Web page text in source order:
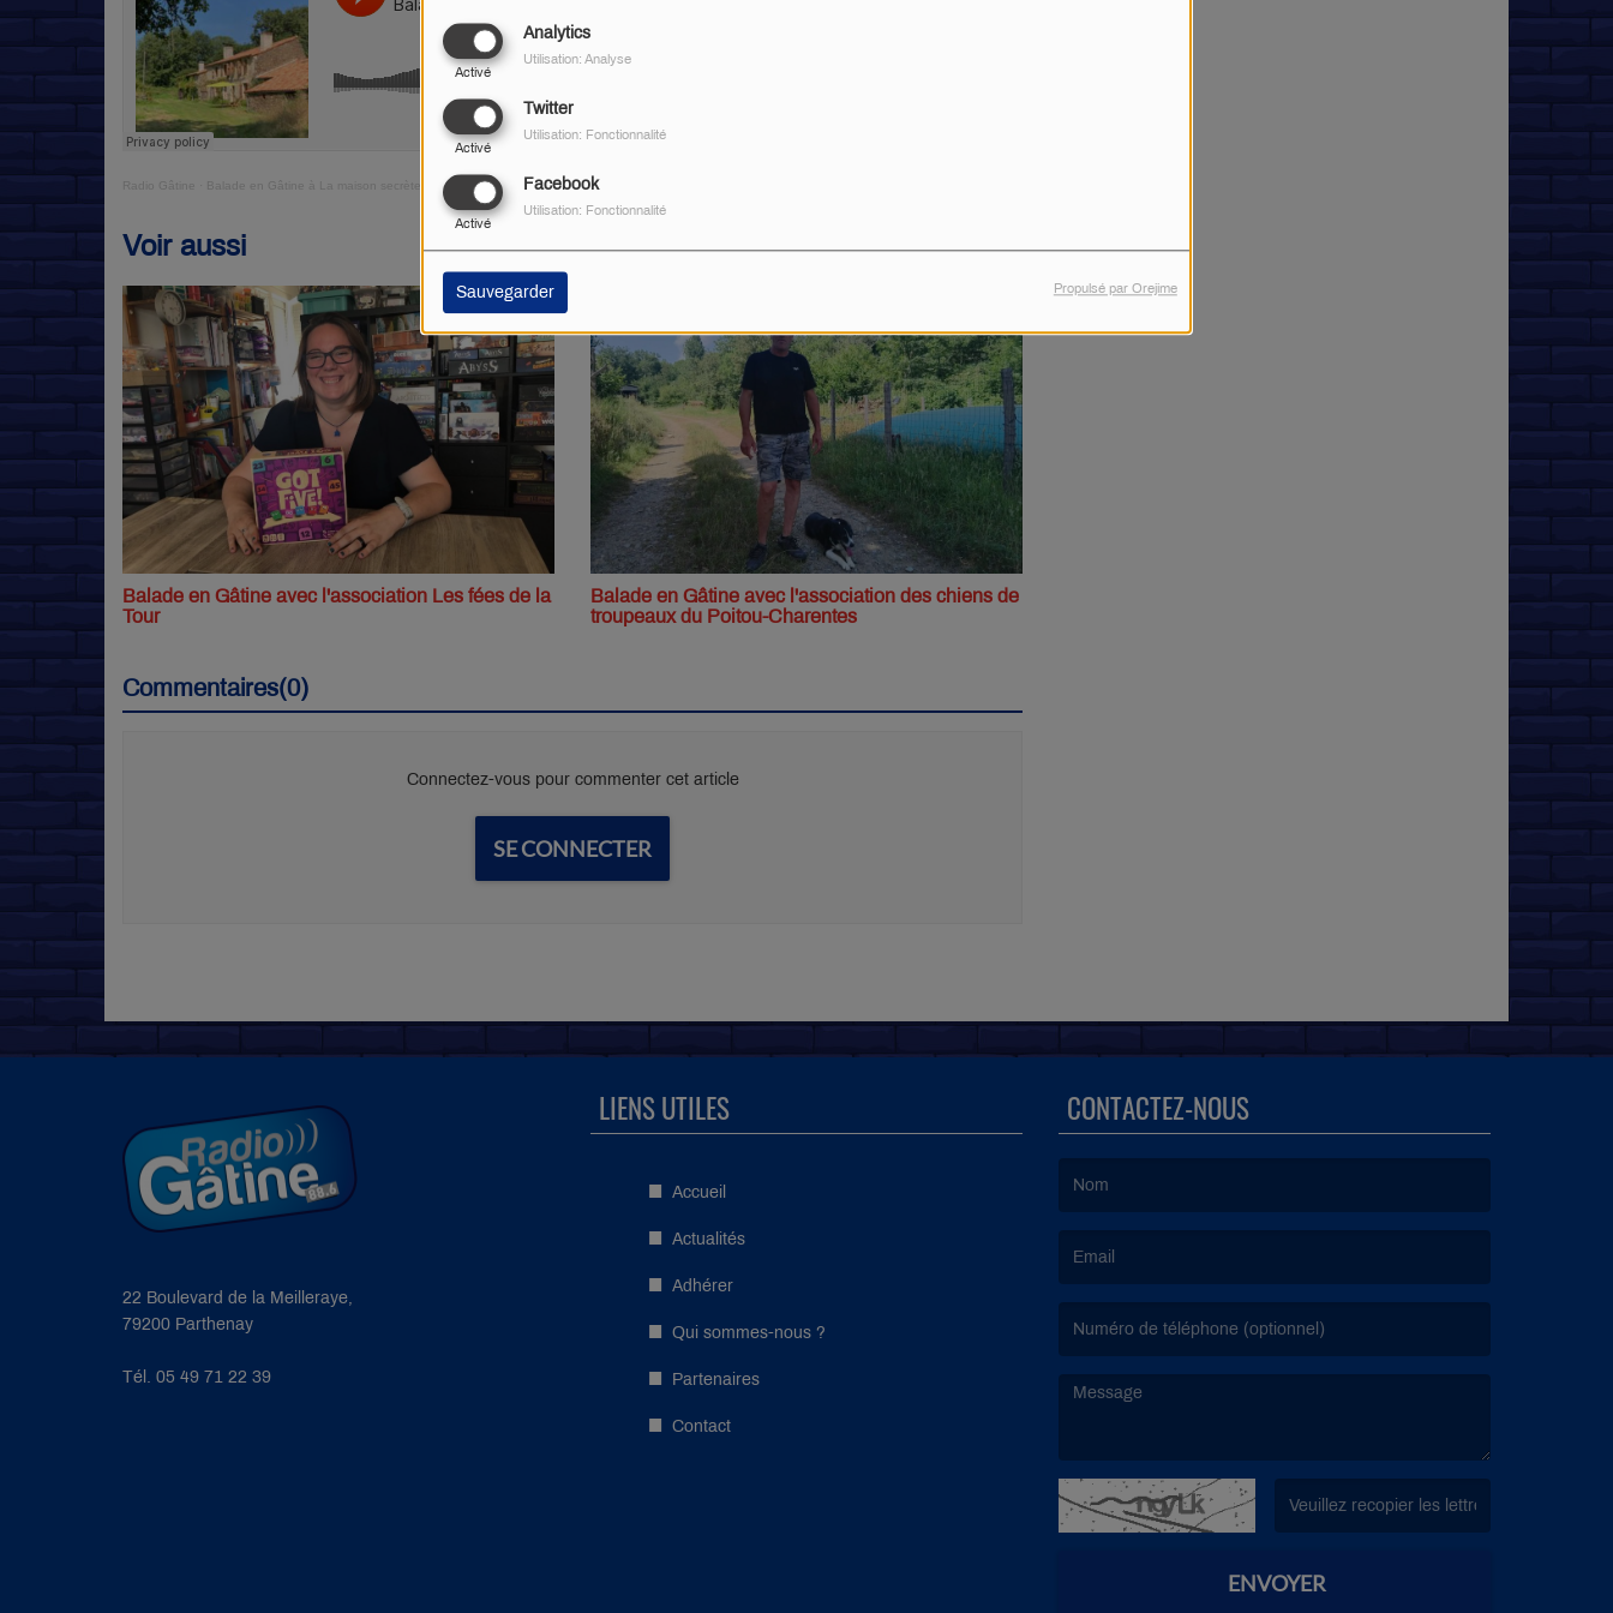
Analytics
Activé
Utilisation: Analyse
Twitter
Activé
Utilisation: Fonctionnalité
Facebook
Activé
Utilisation: Fonctionnalité
Sauvegarder Propulsé par Orejime
Radio Gâtine Balade en Gâtine à La maison secrète
Voir aussi
Balade en Gâtine avec l'association Les fées de la
Tour
Balade en Gâtine avec l'association des chiens de
troupeaux du Poitou-Charentes
Commentaires(0)
Connectez-vous pour commenter cet article
SE CONNECTER
22 Boulevard de la Meilleraye,
79200 Parthenay
Tél. 05 49 71 22 39
LIENS UTILES
Accueil
Actualités
Adhérer
Qui sommes-nous ?
Partenaires
Contact
CONTACTEZ-NOUS
ENVOYER